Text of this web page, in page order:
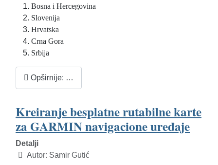
Bosna i Hercegovina
Slovenija
Hrvatska
Crna Gora
Srbija
Opširnije: …
Kreiranje besplatne rutabilne karte
za GARMIN navigacione uređaje
Detalji
Autor: Samir Gutić